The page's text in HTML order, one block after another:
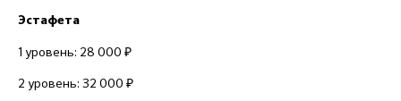
Эстафета
1 уровень: 28 000 ₽
2 уровень: 32 000 ₽